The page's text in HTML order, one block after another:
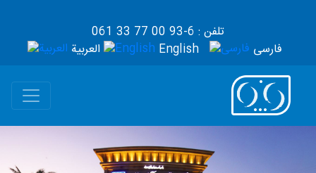
تلفن : 6-93 00 77 33 061
العربية
English فارسی